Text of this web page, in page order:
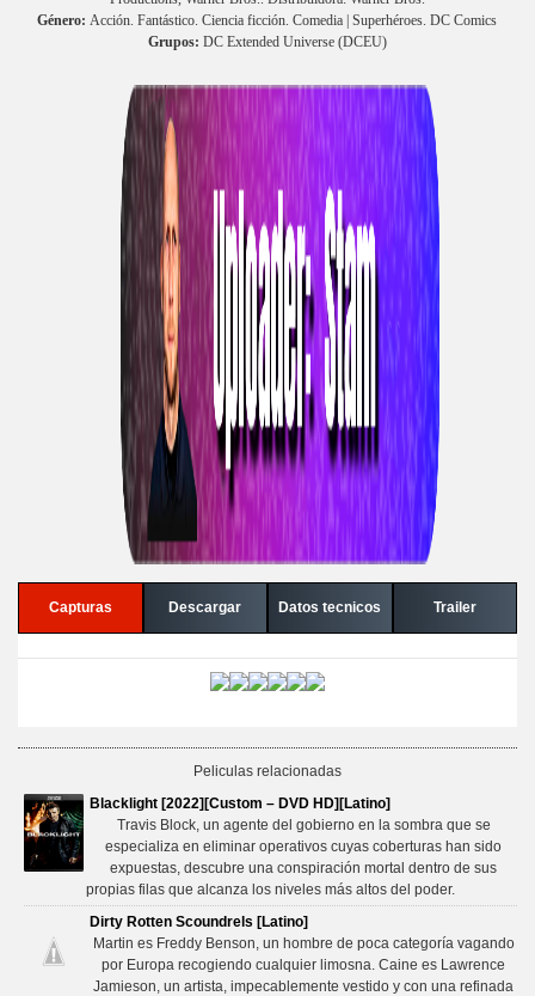
Género: Acción. Fantástico. Ciencia ficción. Comedia | Superhéroes. DC Comics
Grupos: DC Extended Universe (DCEU)
Capturas Descargar Datos tecnicos Trailer
Peliculas relacionadas
Blacklight [2022][Custom – DVD HD][Latino]
Travis Block, un agente del gobierno en la sombra que se
especializa en eliminar operativos cuyas coberturas han sido
expuestas, descubre una conspiración mortal dentro de sus
propias filas que alcanza los niveles más altos del poder.
Dirty Rotten Scoundrels [Latino]
Martin es Freddy Benson, un hombre de poca categoría vagando
por Europa recogiendo cualquier limosna. Caine es Lawrence
Jamieson, un artista, impecablemente vestido y con una refinada